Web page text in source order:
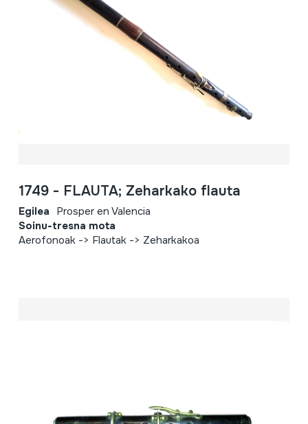
1749 - FLAUTA; Zeharkako flauta
Egilea Prosper en Valencia
Soinu-tresna mota
Aerofonoak -> Flautak -> Zeharkakoa